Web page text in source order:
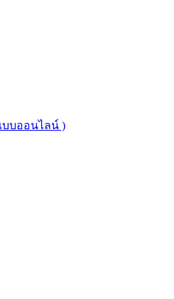
บออนไลน์ )